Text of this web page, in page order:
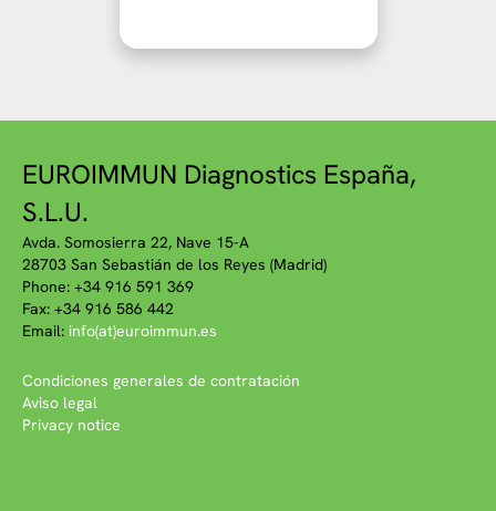
EUROIMMUN Diagnostics España,
S.L.U.
Avda. Somosierra 22, Nave 15-A
28703 San Sebastián de los Reyes (Madrid)
Phone: +34 916 591 369
Fax: +34 916 586 442
Email: info(at)euroimmun.es
Condiciones generales de contratación
Aviso legal
Privacy notice